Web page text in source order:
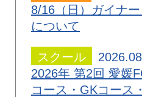
8/16（日）ガイナ
について
スクール
2026年 第2回 愛媛
コース・GKコース